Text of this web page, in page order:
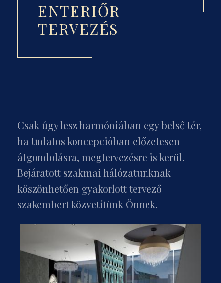
ENTERIŐR
TERVEZÉS
Csak úgy lesz harmóniában egy belső tér,
ha tudatos koncepcióban előzetesen
átgondolásra, megtervezésre is kerül.
Bejáratott szakmai hálózatunknak
köszönhetően gyakorlott tervező
szakembert közvetítünk Önnek.